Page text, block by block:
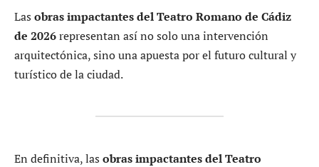
Las obras impactantes del Teatro Romano de Cádiz
de 2026representan así no solo una intervención
arquitectónica, sino una apuesta por el futuro cultural y
turístico de la ciudad.
En definitiva, las obras impactantes del Teatro